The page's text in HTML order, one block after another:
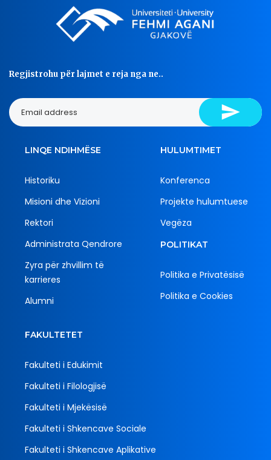
Regjistrohu për lajmet e reja nga ne..
LINQE NDIHMËSE
Historiku
Misioni dhe Vizioni
Rektori
Administrata Qendrore
Zyra për zhvillim të
karrieres
Alumni
HULUMTIMET
Konferenca
Projekte hulumtuese
Vegëza
POLITIKAT
Politika e Privatësisë
Politika e Cookies
FAKULTETET
Fakulteti i Edukimit
Fakulteti i Filologjisë
Fakulteti i Mjekësisë
Fakulteti i Shkencave Sociale
Fakulteti i Shkencave Aplikative